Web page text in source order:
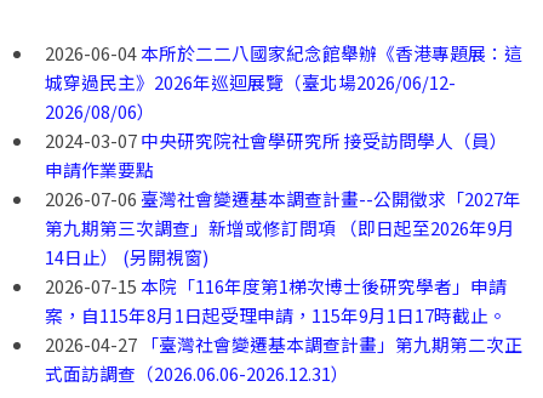
2026-06-04本所於二二八國家紀念館舉辦《香港專題展：這
城穿過民主》2026年巡迴展覽（臺北場2026/06/12-
2026/08/06）
2024-03-07中央研究院社會學研究所 接受訪問學人（員）
申請作業要點
2026-07-06 臺灣社會變遷基本調查計畫--公開徵求「2027年
第九期第三次調查」新增或修訂問項 （即日起至2026年9月
14日止） (另開視窗)
2026-07-15 本院「116年度第1梯次博士後研究學者」申請
案，自115年8月1日起受理申請，115年9月1日17時截止。
2026-04-27
「臺灣社會變遷基本調查計畫」第九期第二次正
式面訪調查（2026.06.06-2026.12.31）